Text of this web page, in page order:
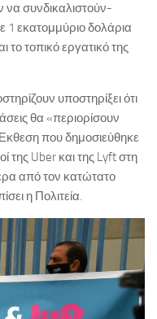
συνδικαλιστούν-
1 εκατομμύριο δολάρια
τοπικό εργατικό της
υποστηρίξει ότι
θα «περιορίσουν
που δημοσιεύθηκε
της Uber και της Lyft στη
από τον κατώτατο
η Πολιτεία.